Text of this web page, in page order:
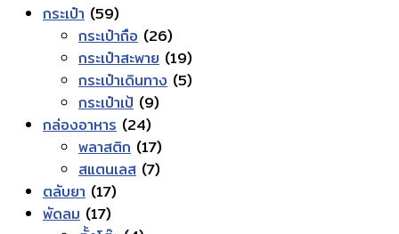
กระเป๋า 5959
สินค้า
กระเป๋าถือ 2626
สินค้า
กระเป๋าสะพาย 1919
สินค้า
กระเป๋าเดินทาง 55
กระเป๋าเป้ 99
กล่องอาหาร 2424
สินค้า
พลาสติก 1717
สินค้า
สแตนเลส 77
ตลับยา 1717
พัดลม 1717